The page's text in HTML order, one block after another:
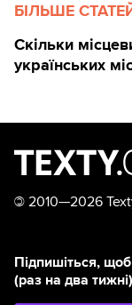
БІЛЬШЕ
Скільки
українських
© 2010—2026
Підпишіться,
(раз на два тижні)